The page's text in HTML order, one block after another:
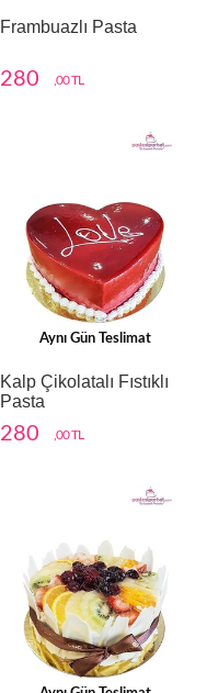
Frambuazlı Pasta
280 ,00 TL
Aynı Gün Teslimat
Kalp Çikolatalı Fıstıklı
Pasta
280 ,00 TL